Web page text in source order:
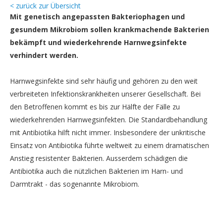
< zurück zur Übersicht
Mit genetisch angepassten Bakteriophagen und
gesundem Mikrobiom sollen krankmachende Bakterien
bekämpft und wiederkehrende Harnwegsinfekte
verhindert werden.
Harnwegsinfekte sind sehr häufig und gehören zu den weit
verbreiteten Infektionskrankheiten unserer Gesellschaft. Bei
den Betroffenen kommt es bis zur Hälfte der Fälle zu
wiederkehrenden Harnwegsinfekten. Die Standardbehandlung
mit Antibiotika hilft nicht immer. Insbesondere der unkritische
Einsatz von Antibiotika führte weltweit zu einem dramatischen
Anstieg resistenter Bakterien. Ausserdem schädigen die
Antibiotika auch die nützlichen Bakterien im Harn- und
Darmtrakt - das sogenannte Mikrobiom.